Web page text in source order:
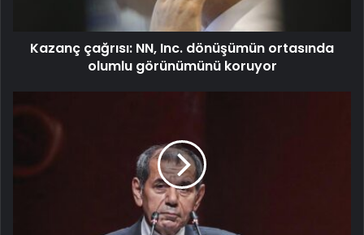
Kazanç çağrısı: NN, Inc. dönüşümün ortasında
olumlu görünümünü koruyor